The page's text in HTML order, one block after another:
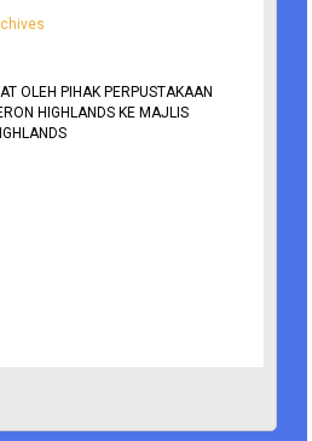
OLEH PIHAK PERPUSTAKAAN
HIGHLANDS KE MAJLIS